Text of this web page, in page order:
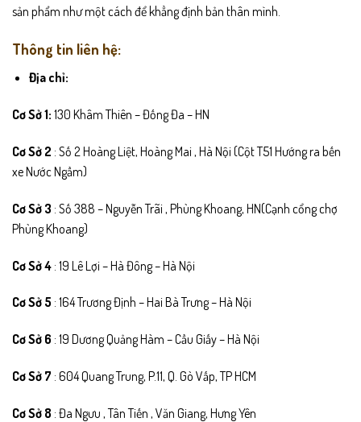
sản phẩm như một cách để khẳng định bản thân mình.
Thông tin liên hệ:
Địa chỉ:
Cơ Sở 1: 130 Khâm Thiên – Đống Đa – HN
Cơ Sở 2 : Số 2 Hoàng Liệt, Hoàng Mai , Hà Nội (Cột T51 Hướng ra bến
xe Nước Ngầm)
Cơ Sở 3 : Số 388 – Nguyễn Trãi , Phùng Khoang, HN(Cạnh cổng chợ
Phùng Khoang)
Cơ Sở 4 : 19 Lê Lợi – Hà Đông – Hà Nội
Cơ Sở 5 : 164 Trương Định – Hai Bà Trưng – Hà Nội
Cơ Sở 6 : 19 Dương Quảng Hàm – Cầu Giấy – Hà Nội
Cơ Sở 7 : 604 Quang Trung, P.11, Q. Gò Vấp, TP HCM
Cơ Sở 8 : Đa Ngưu , Tân Tiến , Văn Giang, Hưng Yên